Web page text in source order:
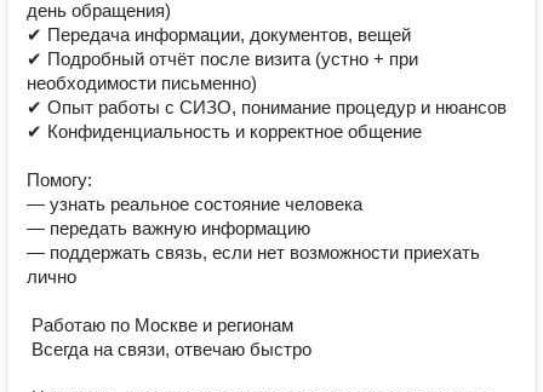
день обращения)
✔ Передача информации, документов, вещей
✔ Подробный отчёт после визита (устно + при
необходимости письменно)
✔ Опыт работы с СИЗО, понимание процедур и нюансов
✔ Конфиденциальность и корректное общение
Помогу:
— узнать реальное состояние человека
— передать важную информацию
— поддержать связь, если нет возможности приехать
лично